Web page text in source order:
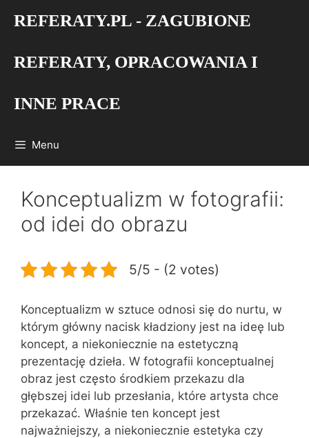
REFERATY.PL - ZAGUBIONE
REFERATY, OPRACOWANIA I
INNE PRACE
Menu
Konceptualizm w fotografii:
od idei do obrazu
5/5 - (2 votes)
Konceptualizm w sztuce odnosi się do nurtu, w
którym główny nacisk kładziony jest na ideę lub
koncept, a niekoniecznie na estetyczną
prezentację dzieła. W fotografii konceptualnej
obraz jest często środkiem przekazu dla
głębszej idei lub przesłania, które artysta chce
przekazać. Właśnie ten koncept jest
najważniejszy, a niekoniecznie estetyka czy